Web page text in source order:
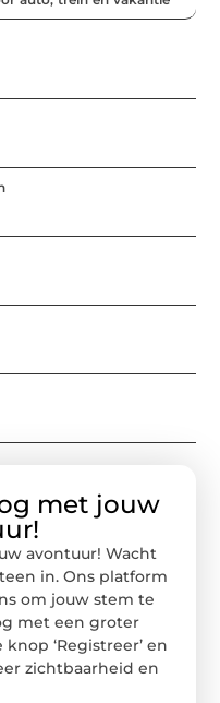
met jouw
avontuur! Wacht
in. Ons platform
om jouw stem te
met een groter
‘Registreer’ en
zichtbaarheid en